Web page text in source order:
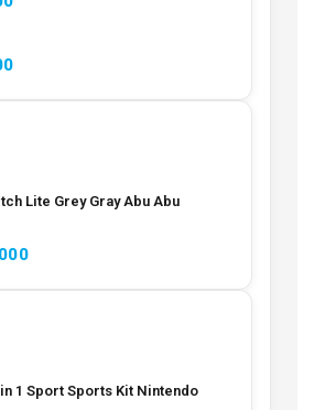
Lite Grey Gray Abu Abu
in 1 Sport Sports Kit Nintendo